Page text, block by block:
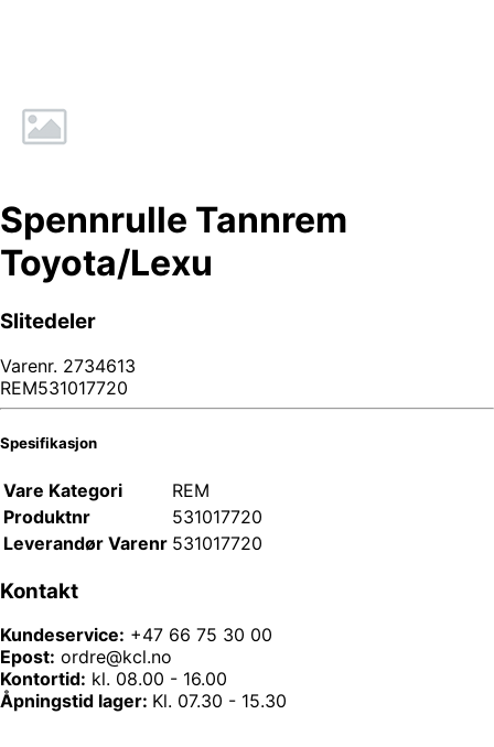
Spennrulle Tannrem
Toyota/Lexu
Slitedeler
Varenr. 2734613
REM531017720
Spesifikasjon
Vare Kategori
REM
Produktnr
531017720
Leverandør Varenr 531017720
Kontakt
Kundeservice: +47 66 75 30 00
Epost: ordre@kcl.no
Kontortid: kl. 08.00 - 16.00
Åpningstid lager: Kl. 07.30 - 15.30